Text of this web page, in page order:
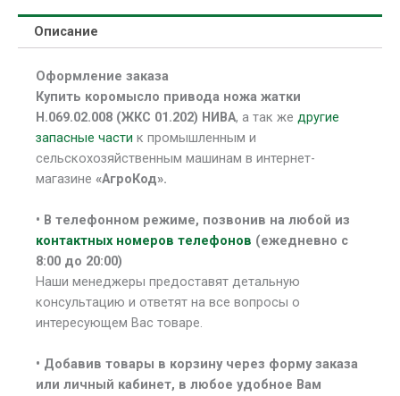
Описание
Оформление заказа
Купить коромысло привода ножа жатки
Н.069.02.008 (ЖКС 01.202) НИВА, а так же другие
запасные части к промышленным и
сельскохозяйственным машинам в интернет-
магазине «АгроКод».
• В телефонном режиме, позвонив на любой из
контактных номеров телефонов (ежедневно с
8:00 до 20:00)
Наши менеджеры предоставят детальную
консультацию и ответят на все вопросы о
интересующем Вас товаре.
• Добавив товары в корзину через форму заказа
или личный кабинет, в любое удобное Вам